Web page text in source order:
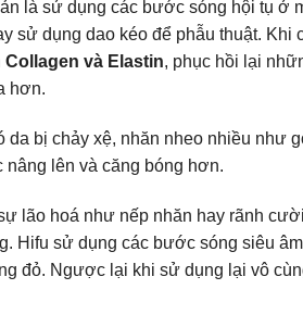
là sử dụng các bước sóng hội tụ ở
sử dụng dao kéo để phẫu thuật.
Collagen và Elastin, phục hồi lại
hơn.
bị chảy xệ, nhăn nheo nhiều như
lên và căng bóng hơn.
lão hoá như nếp nhăn hay rãnh
Hifu sử dụng các bước sóng siêu
đỏ. Ngược lại khi sử dụng lại vô